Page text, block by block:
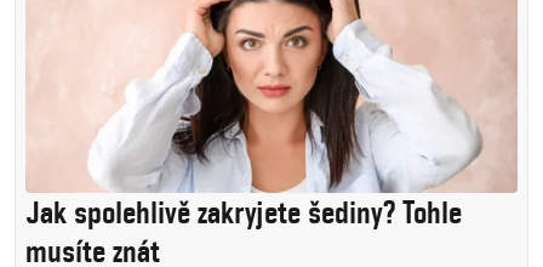
Jak spolehlivě zakryjete šediny? Tohle
musíte znát